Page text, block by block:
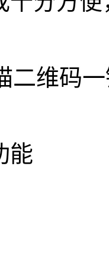
片一键
十分方
二维码